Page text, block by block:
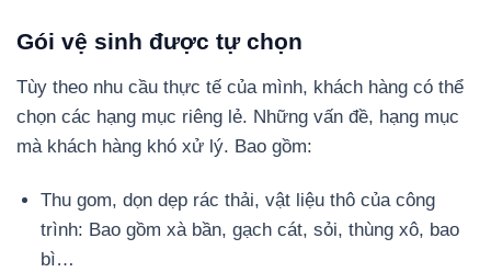
Gói vệ sinh được tự chọn
Tùy theo nhu cầu thực tế của mình, khách hàng có thể
chọn các hạng mục riêng lẻ. Những vấn đề, hạng mục
mà khách hàng khó xử lý. Bao gồm:
Thu gom, dọn dẹp rác thải, vật liệu thô của công
trình: Bao gồm xà bần, gạch cát, sỏi, thùng xô, bao
bì…